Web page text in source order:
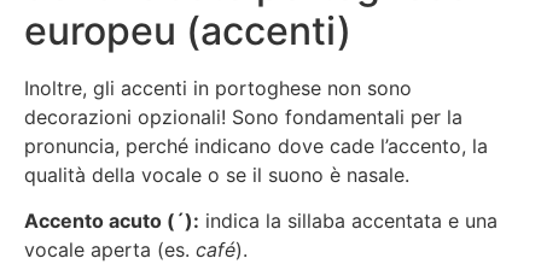
europeu (accenti)
Inoltre, gli accenti in portoghese non sono
decorazioni opzionali! Sono fondamentali per la
pronuncia, perché indicano dove cade l’accento, la
qualità della vocale o se il suono è nasale.
Accento acuto (´): indica la sillaba accentata e una
vocale aperta (es. café).